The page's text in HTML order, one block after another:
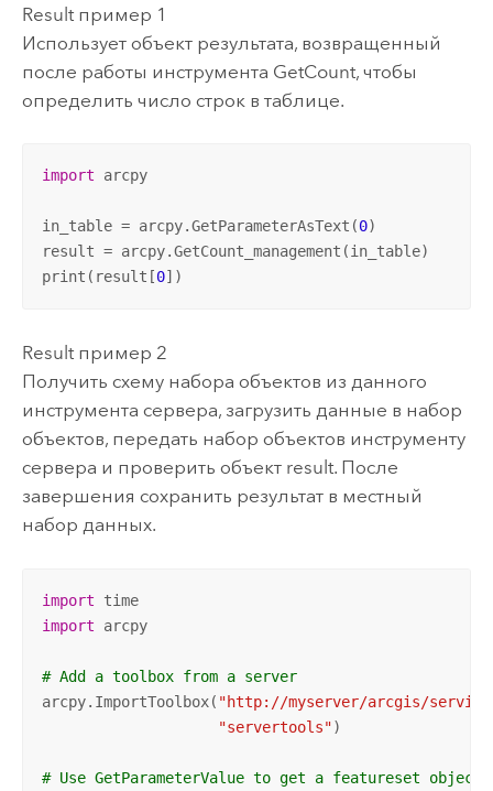
Result пример 1
Использует объект результата, возвращенный
после работы инструмента GetCount, чтобы
определить число строк в таблице.
import arcpy
in_table = arcpy.GetParameterAsText(0)
result = arcpy.GetCount_management(in_table)
print(result[0])
Result пример 2
Получить схему набора объектов из данного
инструмента сервера, загрузить данные в набор
объектов, передать набор объектов инструменту
сервера и проверить объект result. После
завершения сохранить результат в местный
набор данных.
import
time
import arcpy
# Add a toolbox from a server
arcpy.ImportToolbox( "http://myserver/arcgis/
"servertools")
# Use GetParameterValue to get a featureset